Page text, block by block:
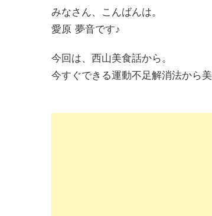
みなさん、こんばんは。
愛原 夢音です♪
今回は、西山美食話から。
今すぐできる運動不足解消法から